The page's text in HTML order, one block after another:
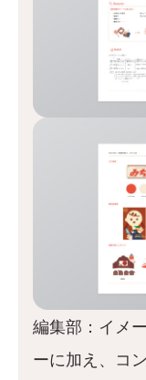
編集部：イメ
ーに加え、コ